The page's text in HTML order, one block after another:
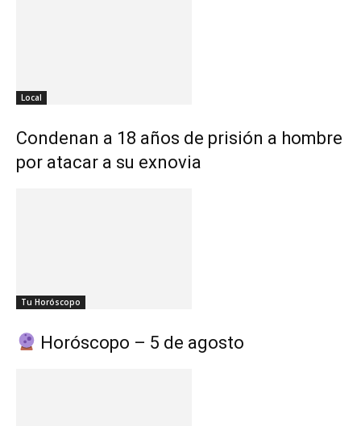
Local
Condenan a 18 años de prisión a hombre
por atacar a su exnovia
Tu Horóscopo
Horóscopo – 5 de agosto